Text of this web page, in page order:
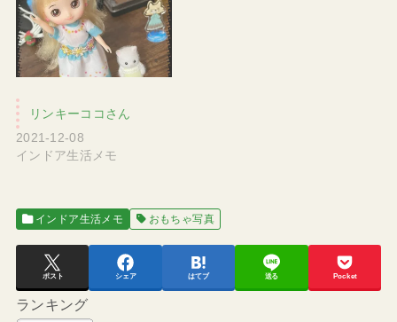
リンキーココさん
2021-12-08
インドア生活メモ
インドア生活メモ おもちゃ写真
ポスト シェア はてブ 送る Pocket
ランキング